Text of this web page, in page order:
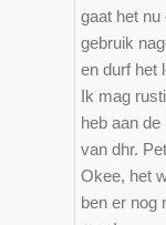
gaat het
gebruik
en durf het
Ik mag
heb aan
van dhr.
Okee, het
ben er nog